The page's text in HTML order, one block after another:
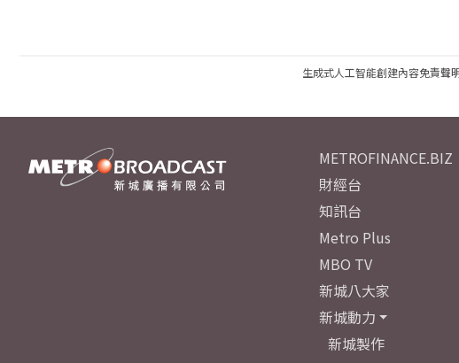
生成式人工智能創建內容免責聲
METROFINANCE.BIZ
財經台
知訊台
Metro Plus
MBO TV
新城八大家
新城動力
新城製作